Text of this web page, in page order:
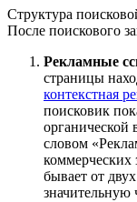
Структура
После поискового
Рекламные
страницы
контекстная
поисковик
словом
коммерческих
бывает от
значительную